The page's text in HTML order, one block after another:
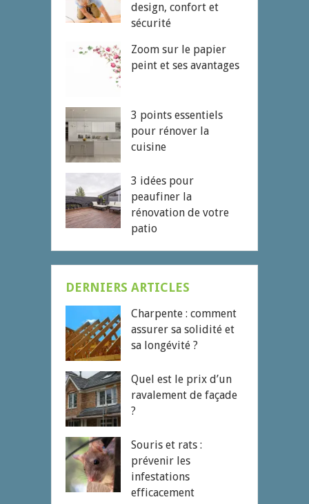
design, confort et
sécurité
Zoom sur le papier
peint et ses avantages
3 points essentiels
pour rénover la
cuisine
3 idées pour
peaufiner la
rénovation de votre
patio
DERNIERS ARTICLES
Charpente : comment
assurer sa solidité et
sa longévité ?
Quel est le prix d’un
ravalement de façade
?
Souris et rats :
prévenir les
infestations
efficacement